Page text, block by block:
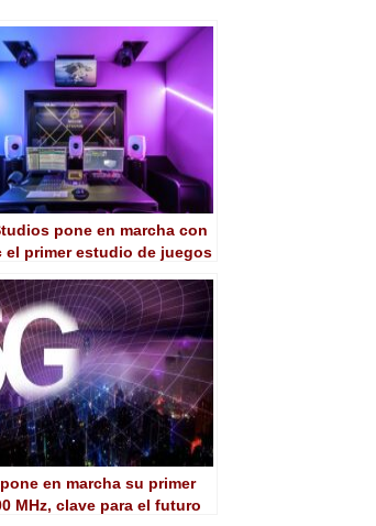
pone en marcha con
el primer estudio de juegos
en marcha su primer
MHz, clave para el futuro